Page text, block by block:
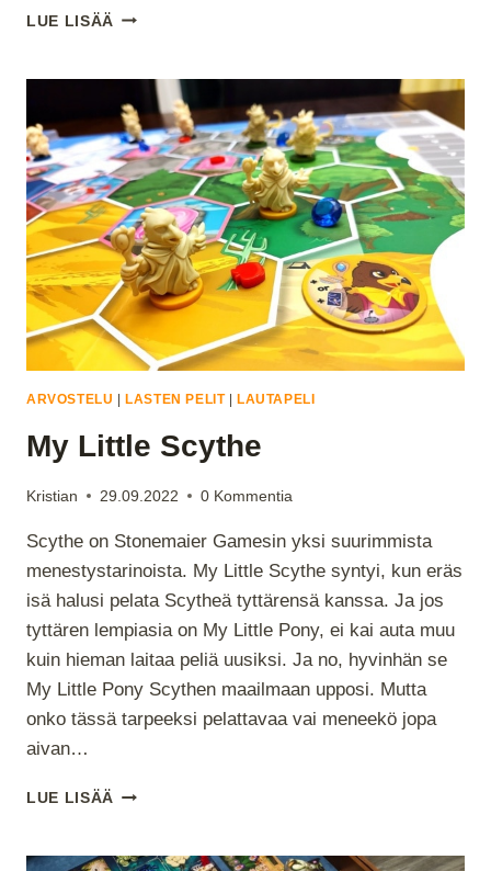
LUE LISÄÄ VUODEN
–
MEDICAL
MYSTERIES
NEW
YORK:
AKUUTTIYKSIKKÖ
ARVOSTELU LASTEN PELIT| LAUTAPELI
My Little Scythe
Kristian 29.09.2022 0 Kommentia
Scythe on Stonemaier Gamesin yksi suurimmista
menestystarinoista. My Little Scythe syntyi, kun eräs
isä halusi pelata Scytheä tyttärensä kanssa. Ja jos
tyttären lempiasia on My Little Pony, ei kai auta muu
kuin hieman laitaa peliä uusiksi. Ja no, hyvinhän se
My Little Pony Scythen maailmaan upposi. Mutta
onko tässä tarpeeksi pelattavaa vai meneekö jopa
aivan…
LUE LISÄÄ MY